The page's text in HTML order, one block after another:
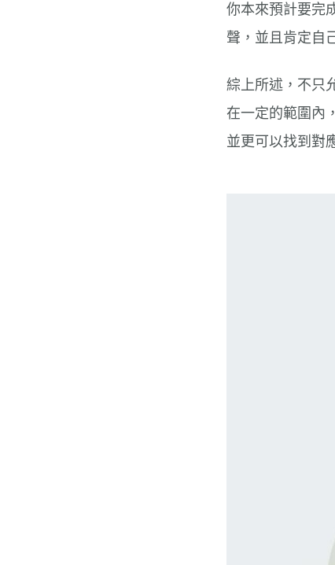
你本來預計要完
聲，並且肯定自
綜上所述，不只
在一定的範圍內
並更可以找到對